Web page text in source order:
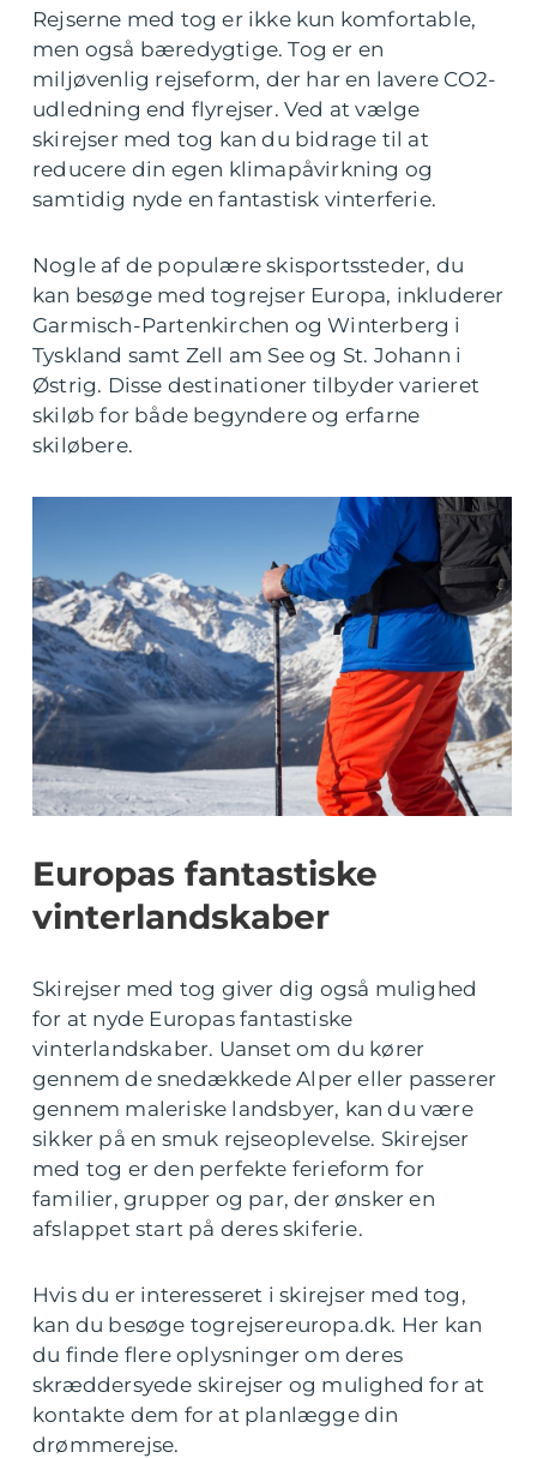
Rejserne med tog er ikke kun komfortable,
men også bæredygtige. Tog er en
miljøvenlig rejseform, der har en lavere CO2-
udledning end flyrejser. Ved at vælge
skirejser med tog kan du bidrage til at
reducere din egen klimapåvirkning og
samtidig nyde en fantastisk vinterferie.
Nogle af de populære skisportssteder, du
kan besøge med togrejser Europa, inkluderer
Garmisch-Partenkirchen og Winterberg i
Tyskland samt Zell am See og St. Johann i
Østrig. Disse destinationer tilbyder varieret
skiløb for både begyndere og erfarne
skiløbere.
Europas fantastiske
vinterlandskaber
Skirejser med tog giver dig også mulighed
for at nyde Europas fantastiske
vinterlandskaber. Uanset om du kører
gennem de snedækkede Alper eller passerer
gennem maleriske landsbyer, kan du være
sikker på en smuk rejseoplevelse. Skirejser
med tog er den perfekte ferieform for
familier, grupper og par, der ønsker en
afslappet start på deres skiferie.
Hvis du er interesseret i skirejser med tog,
kan du besøge togrejsereuropa.dk. Her kan
du finde flere oplysninger om deres
skræddersyede skirejser og mulighed for at
kontakte dem for at planlægge din
drømmerejse.